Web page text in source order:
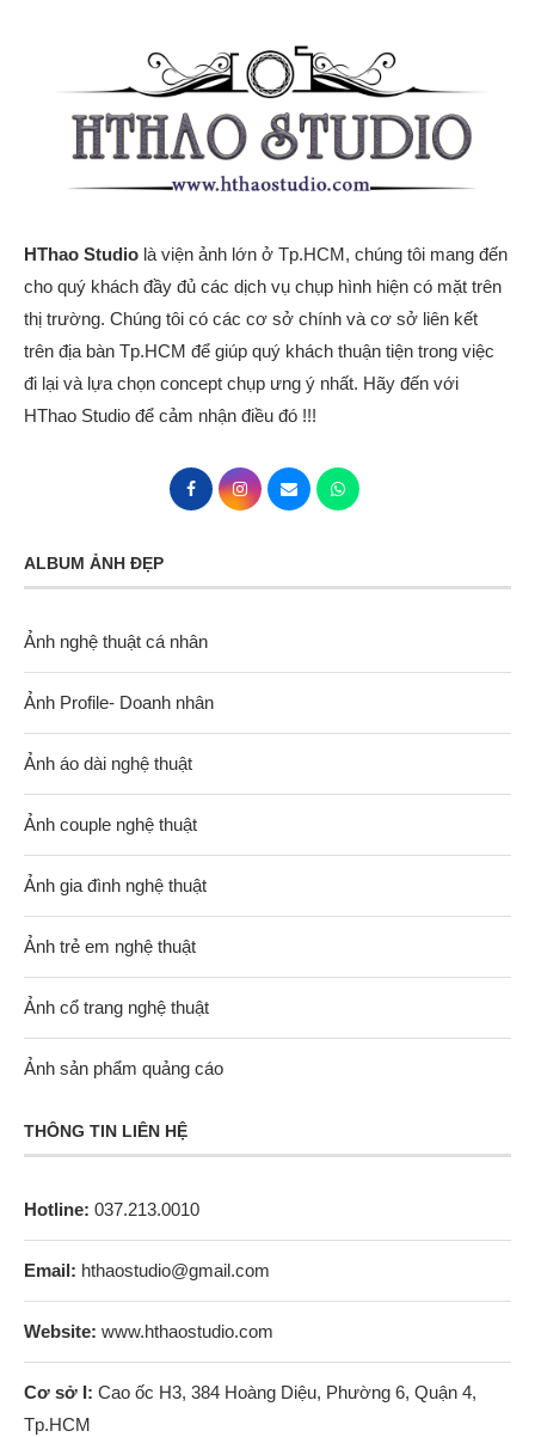
HThao Studio là viện ảnh lớn ở Tp.HCM, chúng tôi mang đến
cho quý khách đầy đủ các dịch vụ chụp hình hiện có mặt trên
thị trường. Chúng tôi có các cơ sở chính và cơ sở liên kết
trên địa bàn Tp.HCM để giúp quý khách thuận tiện trong việc
đi lại và lựa chọn concept chụp ưng ý nhất. Hãy đến với
HThao Studio để cảm nhận điều đó !!!
ALBUM ẢNH ĐẸP
Ảnh nghệ thuật cá nhân
Ảnh Profile- Doanh nhân
Ảnh áo dài nghệ thuật
Ảnh couple nghệ thuật
Ảnh gia đình nghệ thuật
Ảnh trẻ em nghệ thuật
Ảnh cổ trang nghệ thuật
Ảnh sản phẩm quảng cáo
THÔNG TIN LIÊN HỆ
Hotline: 037.213.0010
Email: hthaostudio@gmail.com
Website: www.hthaostudio.com
Cơ sở I: Cao ốc H3, 384 Hoàng Diệu, Phường 6, Quận 4,
Tp.HCM